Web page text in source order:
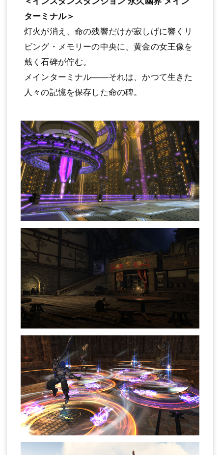
ターミナル＞
灯火が消え、命の残響だけが寂しげに響くリ
ビング・メモリーの中央に、黄金の女王像を
戴く石碑が佇む。
メインターミナル――それは、かつて生きた
人々の記憶を保存した命の碑。